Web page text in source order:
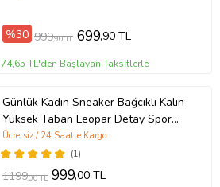
%30 999,90 TL 699,90 TL
74,65 TL'den Başlayan Taksitlerle
Günlük Kadın Sneaker Bağcıklı Kalın
Yüksek Taban Leopar Detay Spor
Ayakkabı 065 (Beyaz - Yeşil)
(1)
Ücretsiz / 24 Saatte Kargo
1199,00 TL 999,00 TL